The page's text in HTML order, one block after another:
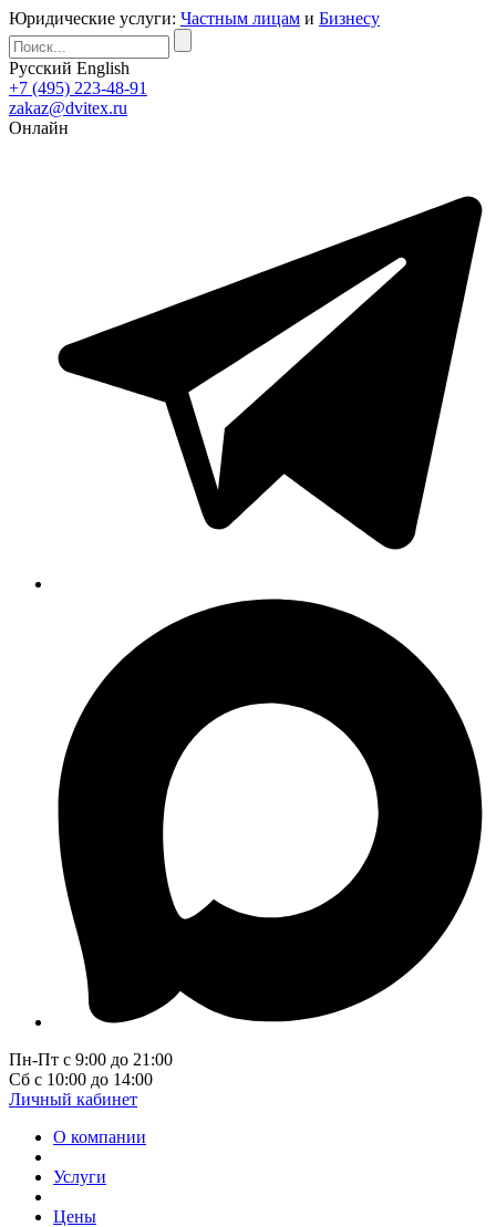
Юридические услуги: Частным лицам и Бизнесу
Русский English
+7 (495) 223-48-91
zakaz@dvitex.ru
Онлайн
Пн-Пт с 9:00 до 21:00
Сб с 10:00 до 14:00
Личный кабинет
О компании
Услуги
Цены